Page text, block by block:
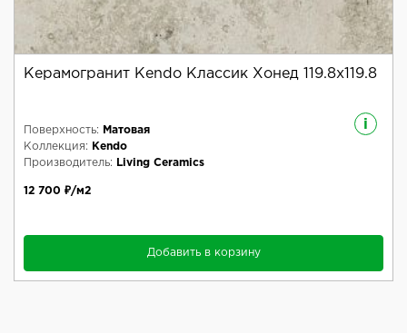
Керамогранит Kendo Классик Хонед 119.8x119.8
i
Поверхность:
Матовая
Коллекция:
Kendo
Производитель:
Living Ceramics
12 700 ₽/м2
Добавить в корзину